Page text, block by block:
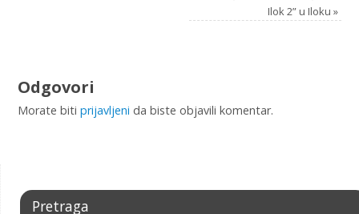
Ilok 2” u Iloku»
Odgovori
Morate biti prijavljeni da biste objavili komentar.
Pretraga